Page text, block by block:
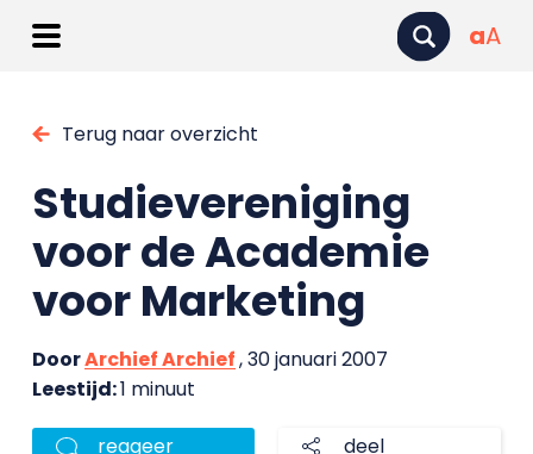
aA
Terug naar overzicht
Studievereniging
voor de Academie
voor Marketing
DoorArchief Archief, 30 januari 2007
Leestijd:1 minuut
reageer deel